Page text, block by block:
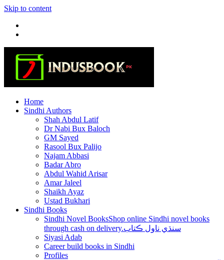
Skip to content
Home
Sindhi Authors
Shah Abdul Latif
Dr Nabi Bux Baloch
GM Sayed
Rasool Bux Palijo
Najam Abbasi
Badar Abro
Abdul Wahid Arisar
Amar Jaleel
Shaikh Ayaz
Ustad Bukhari
Sindhi Books
Sindhi Novel BooksShop online Sindhi novel books
through cash on delivery.سنڌي ناول ڪتاب
Siyasi Adab
Career build books in Sindhi
Profiles